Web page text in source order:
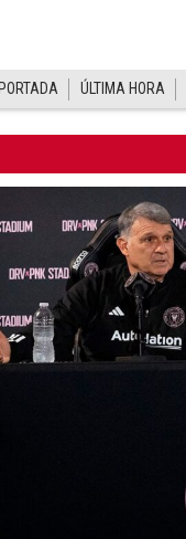
PORTADA ÚLTIMA HORA